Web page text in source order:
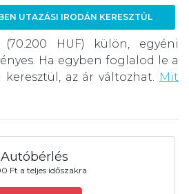
UTAZÁSI IRODÁN KERESZTÜL
HUF) külön, egyéni
Ha egyben foglalod le a
az ár változhat. Mit
Autóbérlés
Ft a teljes időszakra